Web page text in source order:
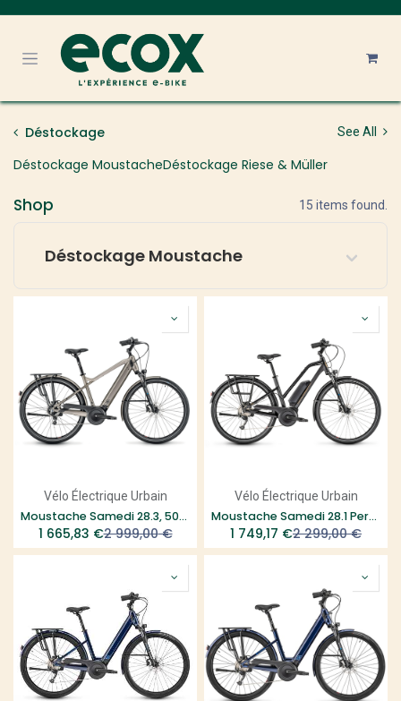
Déstockage See All
Déstockage MoustacheDéstockage Riese & Müller
Shop 15 items found.
Déstockage Moustache
Vélo Électrique Urbain
Moustache Samedi 28.3, 500Wh - taille M
1 665,83 €2 999,00€
Vélo Électrique Urbain
Moustache Samedi 28.1 Performance - Open
1 749,17 €2 299,00€